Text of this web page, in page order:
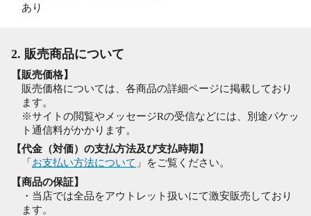
あり
2. 販売商品について
【販売価格】
販売価格については、各商品の詳細ページに掲載しており
ます。
※サイトの閲覧やメッセージRの受信などには、別途パケッ
ト通信料がかかります。
【代金（対価）の支払方法及び支払時期】
「 お支払い方法について 」をご覧ください。
【商品の保証】
・当店では全品をアウトレット扱いにて激安販売しており
ます。